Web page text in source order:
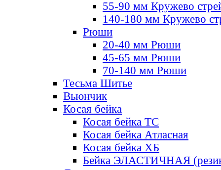
55-90 мм Кружево
140-180 мм Кружево
Рюши
20-40 мм Рюши
45-65 мм Рюши
70-140 мм Рюши
Тесьма Шитье
Вьюнчик
Косая бейка
Косая бейка ТС
Косая бейка Атласная
Косая бейка ХБ
Бейка ЭЛАСТИЧНАЯ